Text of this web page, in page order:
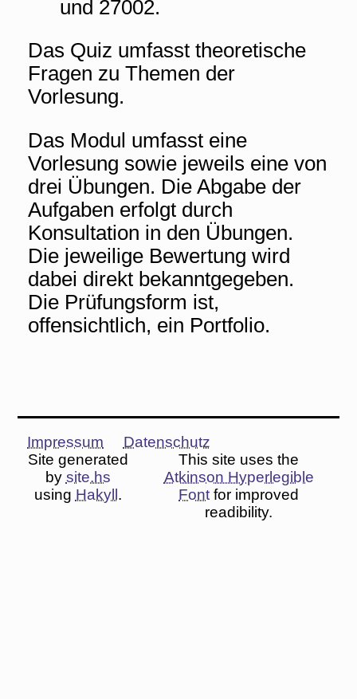
und 27002.
Das Quiz umfasst theoretische
Fragen zu Themen der
Vorlesung.
Das Modul umfasst eine
Vorlesung sowie jeweils eine von
drei Übungen. Die Abgabe der
Aufgaben erfolgt durch
Konsultation in den Übungen.
Die jeweilige Bewertung wird
dabei direkt bekanntgegeben.
Die Prüfungsform ist,
offensichtlich, ein Portfolio.
Impressum
Datenschutz
Site generated
by site.hs
using Hakyll .
This site uses the
Atkinson Hyperlegible
Font for improved
readibility.